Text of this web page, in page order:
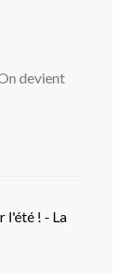
devient
l'été ! - La